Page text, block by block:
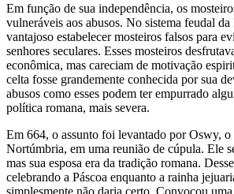
Em função de sua independência, os
vulneráveis aos abusos. No sistema feudal
vantajoso estabelecer mosteiros falsos para
senhores seculares. Esses mosteiros
econômica, mas careciam de motivação
celta fosse grandemente conhecida por sua
abusos como esses podem ter empurrado
política romana, mais severa.
Em 664, o assunto foi levantado por Oswy, o
Nortúmbria, em uma reunião de cúpula. Ele
mas sua esposa era da tradição romana.
celebrando a Páscoa enquanto a rainha
simplesmente não daria certo. Convocou